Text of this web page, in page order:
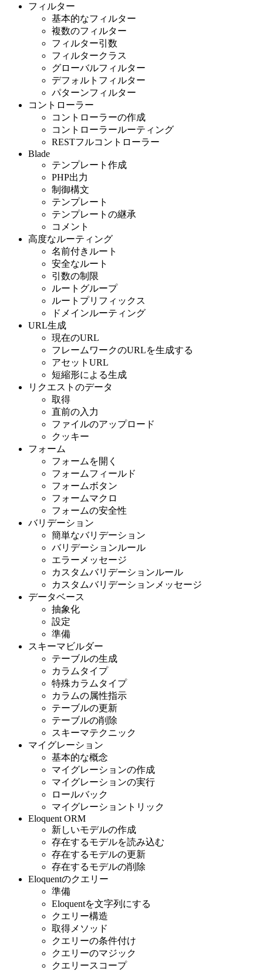
フィルター
基本的なフィルター
複数のフィルター
フィルター引数
フィルタークラス
グローバルフィルター
デフォルトフィルター
パターンフィルター
コントローラー
コントローラーの作成
コントローラールーティング
RESTフルコントローラー
Blade
テンプレート作成
PHP出力
制御構文
テンプレート
テンプレートの継承
コメント
高度なルーティング
名前付きルート
安全なルート
引数の制限
ルートグループ
ルートプリフィックス
ドメインルーティング
URL生成
現在のURL
フレームワークのURLを生成する
アセットURL
短縮形による生成
リクエストのデータ
取得
直前の入力
ファイルのアップロード
クッキー
フォーム
フォームを開く
フォームフィールド
フォームボタン
フォームマクロ
フォームの安全性
バリデーション
簡単なバリデーション
バリデーションルール
エラーメッセージ
カスタムバリデーションルール
カスタムバリデーションメッセージ
データベース
抽象化
設定
準備
スキーマビルダー
テーブルの生成
カラムタイプ
特殊カラムタイプ
カラムの属性指示
テーブルの更新
テーブルの削除
スキーマテクニック
マイグレーション
基本的な概念
マイグレーションの作成
マイグレーションの実行
ロールバック
マイグレーショントリック
Eloquent ORM
新しいモデルの作成
存在するモデルを読み込む
存在するモデルの更新
存在するモデルの削除
Eloquentのクエリー
準備
Eloquentを文字列にする
クエリー構造
取得メソッド
クエリーの条件付け
クエリーのマジック
クエリースコープ